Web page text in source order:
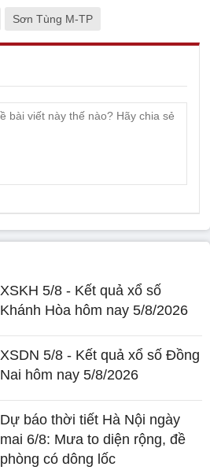
Sơn Tùng M-TP
XSKH 5/8 - Kết quả xổ số
Khánh Hòa hôm nay 5/8/2026
XSDN 5/8 - Kết quả xổ số Đồng
Nai hôm nay 5/8/2026
Dự báo thời tiết Hà Nội ngày
mai 6/8: Mưa to diện rộng, đề
phòng có dông lốc